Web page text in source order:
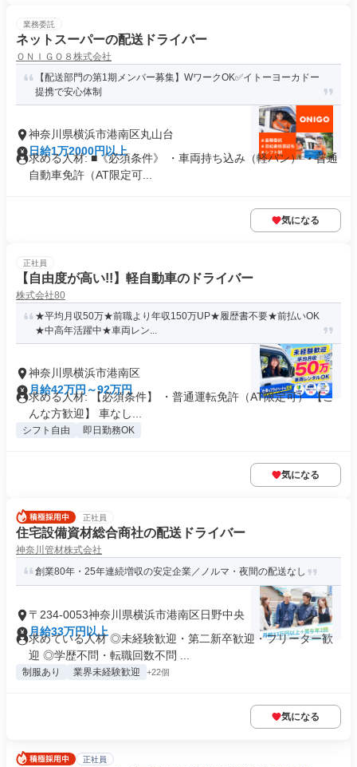
業務委託
ネットスーパーの配送ドライバー
ＯＮＩＧＯ８株式会社
【配送部門の第1期メンバー募集】WワークOK✅イトーヨーカドー
提携で安心体制
神奈川県横浜市港南区丸山台
日給1万2000円以上
求める人材: ■《必須条件》 ・車両持ち込み（軽バン） ・普通
自動車免許（AT限定可...
気になる
正社員
【自由度が高い!!】軽自動車のドライバー
株式会社80
★平均月収50万★前職より年収150万UP★履歴書不要★前払いOK
★中高年活躍中★車両レン...
神奈川県横浜市港南区
月給42万円～92万円
求める人材: 【必須条件】 ・普通運転免許（AT限定可） 【こ
んな方歓迎】 車なし...
シフト自由 即日勤務OK
気になる
正社員
住宅設備資材総合商社の配送ドライバー
神奈川管材株式会社
創業80年・25年連続増収の安定企業／ノルマ・夜間の配送なし
〒234-0053神奈川県横浜市港南区日野中央
月給33万円以上
求めている人材 ◎未経験歓迎・第二新卒歓迎・フリーター歓
迎 ◎学歴不問・転職回数不問 ...
制服あり 業界未経験歓迎 +22個
気になる
正社員